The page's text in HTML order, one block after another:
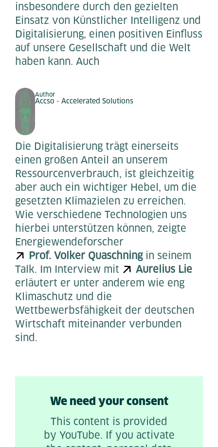
insbesondere durch den gezielten
Einsatz von Künstlicher Intelligenz und
Digitalisierung, einen positiven Einfluss
auf unsere Gesellschaft und die Welt
haben kann. Auch
Author
Accso - Accelerated Solutions
Die Digitalisierung trägt einerseits
einen großen Anteil an unserem
Ressourcenverbrauch, ist gleichzeitig
aber auch ein wichtiger Hebel, um die
gesetzten Klimazielen zu erreichen.
Wie verschiedene Technologien uns
hierbei unterstützen können, zeigte
Energiewendeforscher
Prof. Volker Quaschningin seinem
Talk. Im Interview mit
Aurelius Lie
erläutert er unter anderem wie eng
Klimaschutz und die
Wettbewerbsfähigkeit der deutschen
Wirtschaft miteinander verbunden
sind.
We need your consent
This content is provided
by YouTube. If you activate